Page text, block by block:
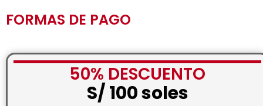
FORMAS DE PAGO
50% DESCUENTO
S/ 100 soles